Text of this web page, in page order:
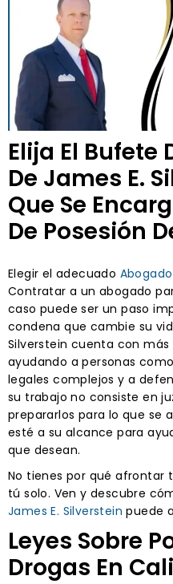
Elija El Bufete
De James E.
Que Se
De Posesión
Elegir el adecuado
Contratar a un abogado
caso puede ser un paso
condena que cambie su
Silverstein cuenta con
ayudando a personas
legales complejos y a
su trabajo no consiste en
prepararlos para lo que se
esté a su alcance para
que desean.
No tienes por qué afrontar
tú solo. Ven y descubre
James E. Silverstein puede
Leyes Sobre
Drogas En